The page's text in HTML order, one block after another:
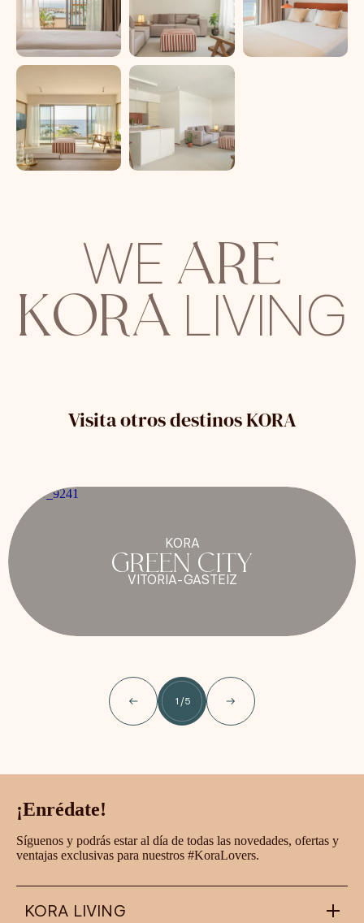
WE ARE
KORA LIVING
Visita otros destinos KORA
KORA
GREEN CITY
VITORIA-GASTEIZ
1 /5
¡Enrédate!
Síguenos y podrás estar al día de todas las novedades, ofertas y
ventajas exclusivas para nuestros #KoraLovers.
KORA LIVING